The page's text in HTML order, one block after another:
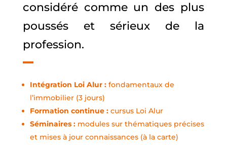
considéré comme un des plus
poussés et sérieux de la
profession.
Intégration Loi Alur :fondamentaux de
l’immobilier (3 jours)
Formation continue :cursus Loi Alur
Séminaires :modules sur thématiques précises
et mises à jour connaissances (à la carte)